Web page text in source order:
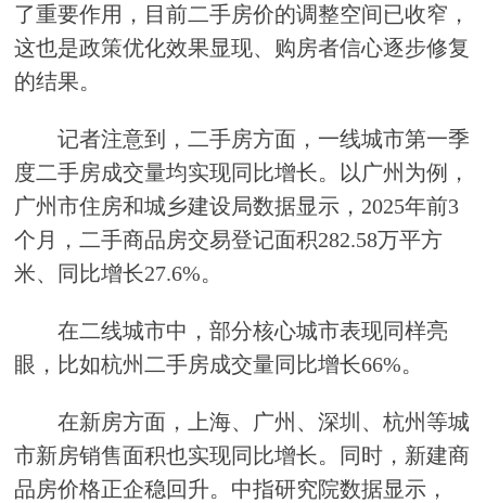
了重要作用，目前二手房价的调整空间已收窄，
这也是政策优化效果显现、购房者信心逐步修复
的结果。
记者注意到，二手房方面，一线城市第一季
度二手房成交量均实现同比增长。以广州为例，
广州市住房和城乡建设局数据显示，2025年前3
个月，二手商品房交易登记面积282.58万平方
米、同比增长27.6%。
在二线城市中，部分核心城市表现同样亮
眼，比如杭州二手房成交量同比增长66%。
在新房方面，上海、广州、深圳、杭州等城
市新房销售面积也实现同比增长。同时，新建商
品房价格正企稳回升。中指研究院数据显示，